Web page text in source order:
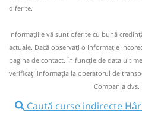
traseu, va rugam sa
0742743426 Pentru
autocarul va poate ast
Nu a circulat?Semnalați
Pune poze din
diferite.
Informaţiile vă sunt oferite cu bună
actuale. Dacă observați o informaţie
pagina de contact. În funcție de data
verificaţi informaţia la operatorul de
Compania
Caută curse indirecte